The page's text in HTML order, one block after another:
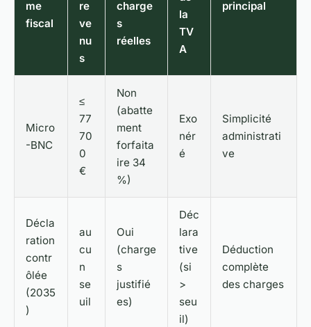
me
fiscal
re
ve
nu
s
charge
s
réelles
la
TV
A
principal
Micro
-BNC
≤
77
70
0
€
Non
(abatte
ment
forfaita
ire 34
%)
Exo
nér
é
Simplicité
administrati
ve
Décla
ration
contr
ôlée
(2035
)
au
cu
n
se
uil
Oui
(charge
s
justifié
es)
Déc
lara
tive
(si
>
seu
il)
Déduction
complète
des charges